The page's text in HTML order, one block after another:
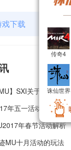
下载
】SXI关于充值送瑞币，新
年五一活动玩法建议
年春节活动解析
MU十月活动的玩法
传奇4
诛仙世界
传奇4
诛仙世界